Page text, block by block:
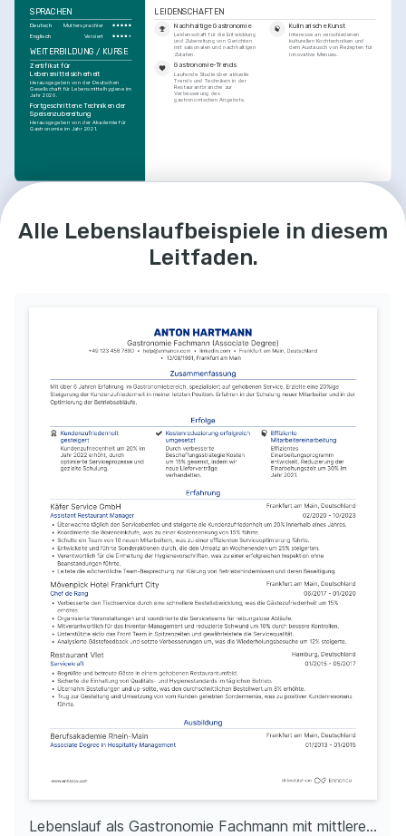
LEIDENSCHAFTEN
Nachhaltige Gastronomie
Leidenschaft für die Entwicklung
und Zubereitung von Gerichten
mit saisonalen und nachhaltigen
Zutaten.
Kulinarische Kunst
Interesse an verschiedenen
kulturellen Kochtechniken und
dem Austausch von Rezepten für
innovative Menues.
Gastronomie-Trends
Laufende Studie über aktuelle
Trends und Techniken in der
Restaurantbranche zur
Verbesserung des
gastronomischen Angebots.
SPRACHEN
Deutsch Muttersprachler
Englisch Versiert
WEITERBILDUNG / KURSE
Zertifikat für
Lebensmittelsicherheit
Herausgegeben von der Deutschen
Gesellschaft für Lebensmittelhygiene im
Jahr 2020.
Fortgeschrittene Techniken der
Speisenzubereitung
Herausgegeben von der Akademie für
Gastronomie im Jahr 2021.
Alle Lebenslaufbeispiele in diesem
Leitfaden.
Lebenslauf als Gastronomie Fachmann mit mittlerer Erfahrung